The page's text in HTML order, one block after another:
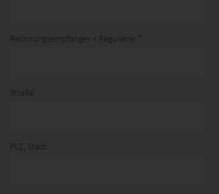
Rechnungsempfänger + Regulierer *
Straße
PLZ, Stadt